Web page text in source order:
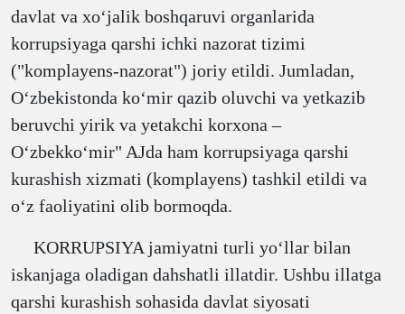
davlat va xoʻjalik boshqaruvi organlarida
korrupsiyaga qarshi ichki nazorat tizimi
("komplayens-nazorat") joriy etildi. Jumladan,
Oʻzbekistonda koʻmir qazib oluvchi va yetkazib
beruvchi yirik va yetakchi korxona –
Oʻzbekkoʻmir" AJda ham korrupsiyaga qarshi
kurashish xizmati (komplayens) tashkil etildi va
oʻz faoliyatini olib bormoqda.
KORRUPSIYA jamiyatni turli yoʻllar bilan
iskanjaga oladigan dahshatli illatdir. Ushbu illatga
qarshi kurashish sohasida davlat siyosati